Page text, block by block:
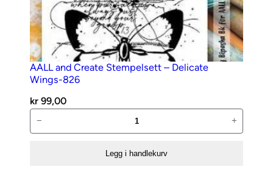
AALL and Create Stempelsett – Delicate
Wings-826
kr 99,00
and
− +
Legg i handlekurv